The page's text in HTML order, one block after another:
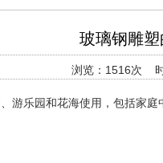
玻璃钢雕塑
浏览：1516次
乐园和花海使用，包括家庭